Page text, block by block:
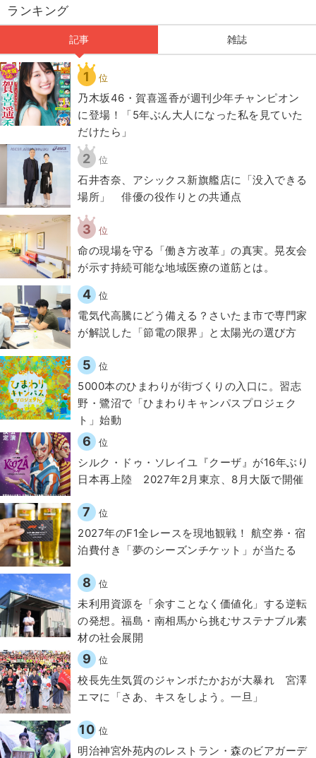
ランキング
記事 雑誌
1 位
乃木坂46・賀喜遥香が週刊少年チャンピオン
に登場！「5年ぶん大人になった私を見ていた
だけたら」
2 位
石井杏奈、アシックス新旗艦店に「没入できる
場所」 俳優の役作りとの共通点
3 位
​命の現場を守る「働き方改革」の真実。晃友会
が示す持続可能な地域医療の道筋とは。
4 位
電気代高騰にどう備える？さいたま市で専門家
が解説した「節電の限界」と太陽光の選び方
5 位
5000本のひまわりが街づくりの入口に。習志
野・鷺沼で「ひまわりキャンパスプロジェク
ト」始動
6 位
シルク・ドゥ・ソレイユ『クーザ』が16年ぶり
日本再上陸 2027年2月東京、8月大阪で開催
7 位
2027年のF1全レースを現地観戦！ 航空券・宿
泊費付き「夢のシーズンチケット」が当たる
8 位
​​未利用資源を「余すことなく価値化」する逆転
の発想。福島・南相馬から挑むサステナブル素
材の社会展開​
9 位
校長先生気質のジャンボたかおが大暴れ 宮澤
エマに「さあ、キスをしよう。一旦」
10 位
明治神宮外苑内のレストラン・森のビアガーデ